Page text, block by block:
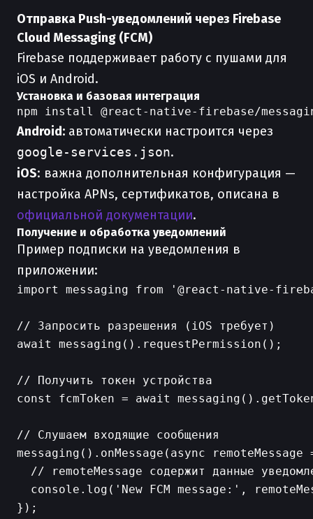
Отправка Push-уведомлений через Firebase
Cloud Messaging (FCM)
Firebase поддерживает работу с пушами для
iOS и Android.
Установка и базовая интеграция
Android: автоматически настроится через
google-services.json.
iOS: важна дополнительная конфигурация —
настройка APNs, сертификатов, описана в
официальной документации.
Получение и обработка уведомлений
Пример подписки на уведомления в
приложении:
import messaging from '@react-native-
// Запросить разрешения (iOS требует)
await messaging().requestPermission();
// Получить токен устройства
const fcmToken = await
// Слушаем входящие сообщения
messaging().onMessage(async remoteMessage
// remoteMessage содержит данные
console.log('New FCM message:',